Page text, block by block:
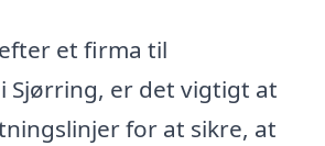
et firma til
Sjørring, er det vigtigt at
for at sikre, at